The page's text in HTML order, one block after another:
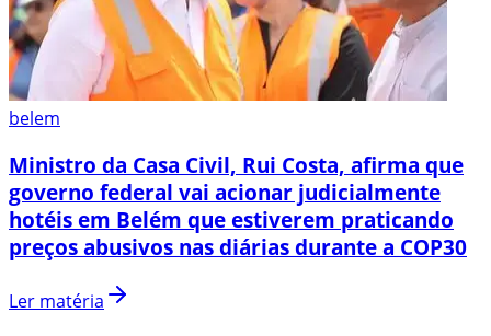
belem
Ministro da Casa Civil, Rui Costa, afirma que
governo federal vai acionar judicialmente
hotéis em Belém que estiverem praticando
preços abusivos nas diárias durante a COP30
Ler matéria